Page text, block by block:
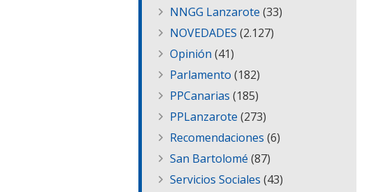
NNGG Lanzarote (33)
NOVEDADES (2.127)
Opinión (41)
Parlamento (182)
PPCanarias (185)
PPLanzarote (273)
Recomendaciones (6)
San Bartolomé (87)
Servicios Sociales (43)